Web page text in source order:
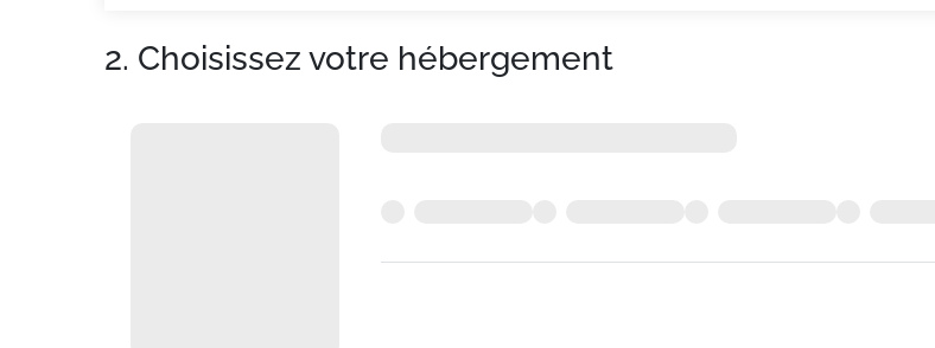
2. Choisissez votre hébergement